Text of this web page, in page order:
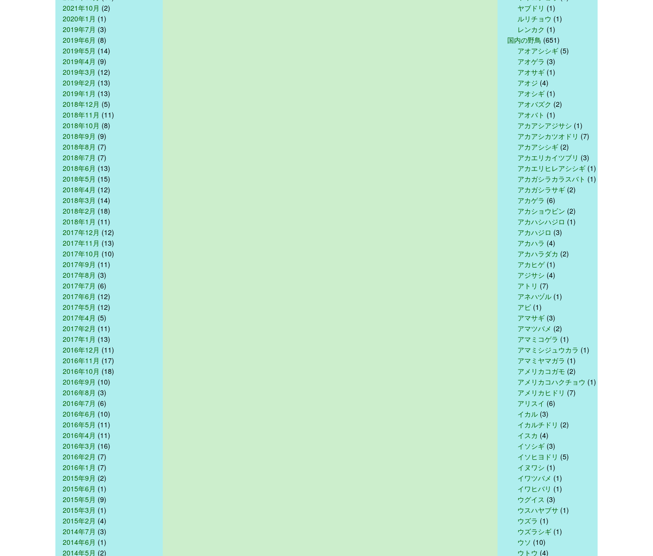
2021年10月 (2)
2020年1月 (1)
2019年7月 (3)
2019年6月 (8)
2019年5月 (14)
2019年4月 (9)
2019年3月 (12)
2019年2月 (13)
2019年1月 (13)
2018年12月 (5)
2018年11月 (11)
2018年10月 (8)
2018年9月 (9)
2018年8月 (7)
2018年7月 (7)
2018年6月 (13)
2018年5月 (15)
2018年4月 (12)
2018年3月 (14)
2018年2月 (18)
2018年1月 (11)
2017年12月 (12)
2017年11月 (13)
2017年10月 (10)
2017年9月 (11)
2017年8月 (3)
2017年7月 (6)
2017年6月 (12)
2017年5月 (12)
2017年4月 (5)
2017年2月 (11)
2017年1月 (13)
2016年12月 (11)
2016年11月 (17)
2016年10月 (18)
2016年9月 (10)
2016年8月 (3)
2016年7月 (6)
2016年6月 (10)
2016年5月 (11)
2016年4月 (11)
2016年3月 (16)
2016年2月 (7)
2016年1月 (7)
2015年9月 (2)
2015年6月 (1)
2015年5月 (9)
2015年3月 (1)
2015年2月 (4)
2014年7月 (3)
2014年6月 (1)
2014年5月 (2)
ヤブドリ (1)
ルリチョウ (1)
レンカク (1)
国内の野鳥 (651)
アオアシシギ (5)
アオゲラ (3)
アオサギ (1)
アオジ (4)
アオシギ (1)
アオバズク (2)
アオバト (1)
アカアシアジサシ (1)
アカアシカツオドリ (7)
アカアシシギ (2)
アカエリカイツブリ (3)
アカエリヒレアシシギ (1)
アカガシラカラスバト (1)
アカガシラサギ (2)
アカゲラ (6)
アカショウビン (2)
アカハシハジロ (1)
アカハジロ (3)
アカハラ (4)
アカハラダカ (2)
アカヒゲ(1)
アジサシ (4)
アトリ (7)
アネハヅル (1)
アビ (1)
アマサギ (3)
アマツバメ (2)
アマミコゲラ (1)
アマミシジュウカラ (1)
アマミヤマガラ (1)
アメリカコガモ (2)
アメリカコハクチョウ (1)
アメリカヒドリ (7)
アリスイ (6)
イカル (3)
イカルチドリ (2)
イスカ (4)
イソシギ (3)
イソヒヨドリ (5)
イヌワシ (1)
イワツバメ (1)
イワヒバリ (1)
ウグイス (3)
ウスハヤブサ (1)
ウズラ (1)
ウズラシギ (1)
ウソ (10)
ウトウ (4)